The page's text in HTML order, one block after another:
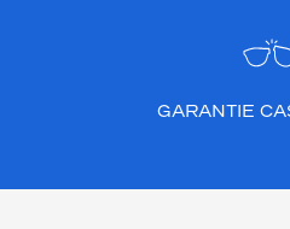
GARANTIE